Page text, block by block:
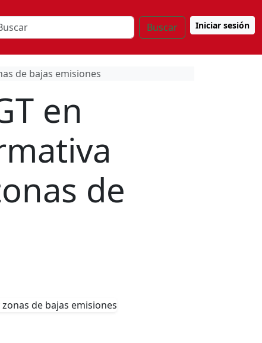
Buscar Iniciar sesión
de bajas emisiones
en
de